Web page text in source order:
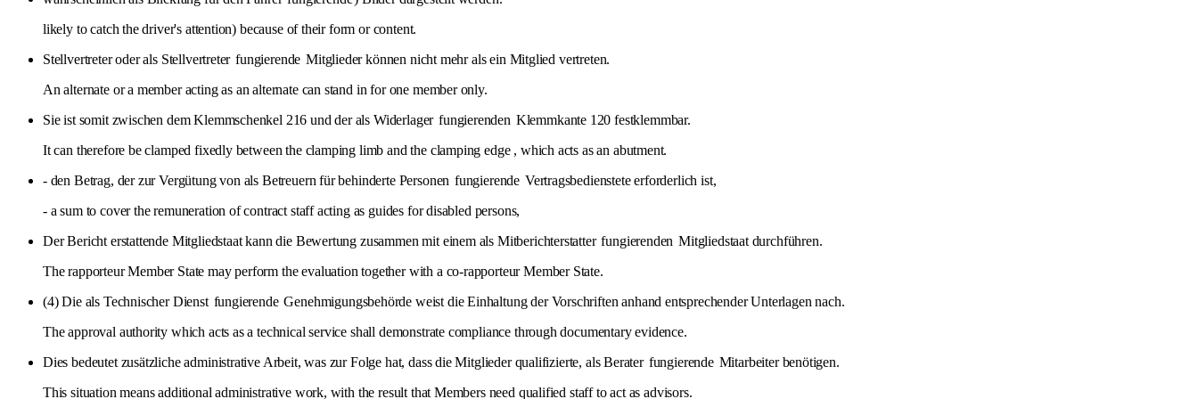
likely to catch the driver's attention) because of their form or content.
Stellvertreter oder als Stellvertreter fungierende Mitglieder können nicht mehr als ein Mitglied vertreten.
An alternate or a member acting as an alternate can stand in for one member only.
Sie ist somit zwischen dem Klemmschenkel 216 und der als Widerlager fungierenden Klemmkante 120 festklemmbar.
It can therefore be clamped fixedly between the clamping limb and the clamping edge , which acts as an abutment.
- den Betrag, der zur Vergütung von als Betreuern für behinderte Personen fungierende Vertragsbedienstete erforderlich ist,
- a sum to cover the remuneration of contract staff acting as guides for disabled persons,
Der Bericht erstattende Mitgliedstaat kann die Bewertung zusammen mit einem als Mitberichterstatter fungierenden Mitgliedstaat durchführen.
The rapporteur Member State may perform the evaluation together with a co-rapporteur Member State.
(4) Die als Technischer Dienst fungierende Genehmigungsbehörde weist die Einhaltung der Vorschriften anhand entsprechender Unterlagen nach.
The approval authority which acts as a technical service shall demonstrate compliance through documentary evidence.
Dies bedeutet zusätzliche administrative Arbeit, was zur Folge hat, dass die Mitglieder qualifizierte, als Berater fungierende Mitarbeiter benötigen.
This situation means additional administrative work, with the result that Members need qualified staff to act as advisors.